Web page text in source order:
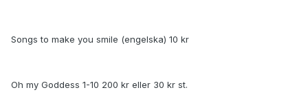
Songs to make you smile (engelska) 10 kr
Oh my Goddess 1-10 200 kr eller 30 kr st.